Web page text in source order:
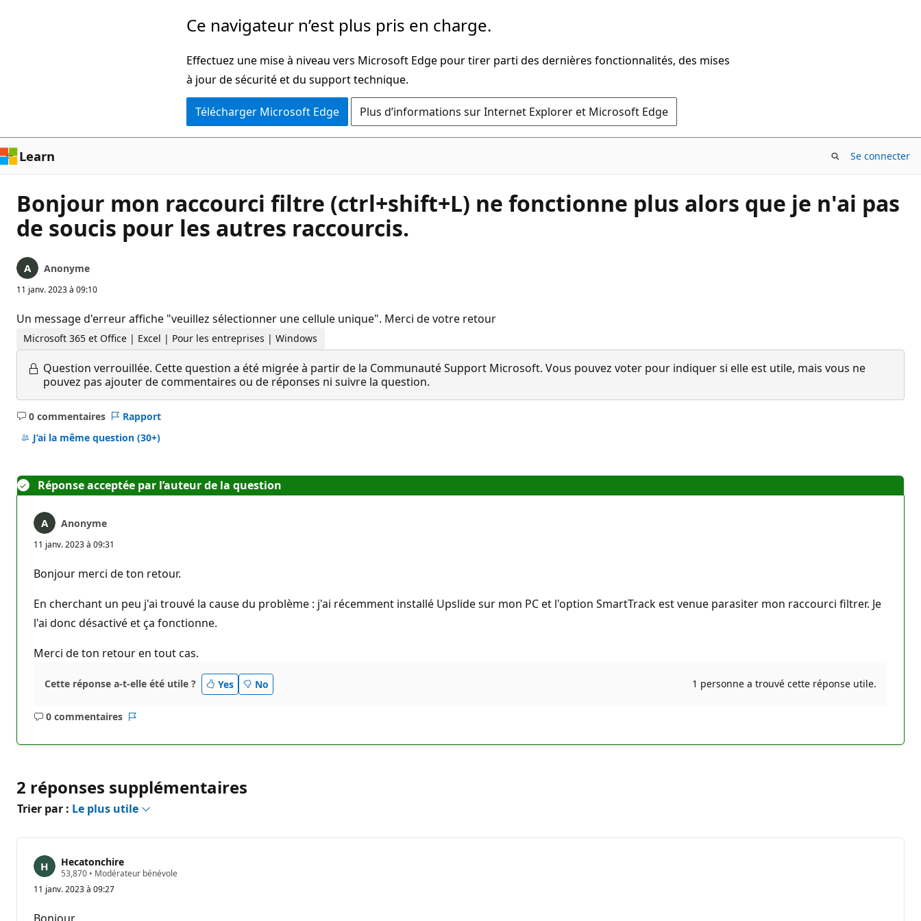
Ce navigateur n’est plus pris en charge.
Effectuez une mise à niveau vers Microsoft Edge pour tirer parti des dernières fonctionnalités, des mises
à jour de sécurité et du support technique.
Télécharger Microsoft Edge Plus d’informations sur Internet Explorer et Microsoft Edge
Learn Se connecter
Bonjour mon raccourci filtre (ctrl+shift+L) ne fonctionne plus alors que je n'ai pas
de soucis pour les autres raccourcis.
Anonyme
11 janv. 2023 à 09:10
Un message d'erreur affiche "veuillez sélectionner une cellule unique". Merci de votre retour
Microsoft 365 et Office | Excel | Pour les entreprises | Windows
Question verrouillée. Cette question a été migrée à partir de la Communauté Support Microsoft. Vous pouvez voter pour indiquer si elle est utile, mais vous ne
pouvez pas ajouter de commentaires ou de réponses ni suivre la question.
0 commentaires
Aucun
commentaire
Rapport
J’ai la même question (30+)
Réponse acceptée par l’auteur de la question
Anonyme
11 janv. 2023 à 09:31
Bonjour merci de ton retour.
En cherchant un peu j'ai trouvé la cause du problème : j'ai récemment installé Upslide sur mon PC et l'option SmartTrack est venue parasiter mon raccourci filtrer. Je
l'ai donc désactivé et ça fonctionne.
Merci de ton retour en tout cas.
Cette réponse a-t-elle été utile ? Yes No 1 personne a trouvé cette réponse utile.
0 commentaires
Aucun
2 réponses supplémentaires
Trier par : Le plus utile
Hecatonchire
53,870 P
o
i
• Modérateur bénévole
11 janv. 2023 à 09:27
Bonjour